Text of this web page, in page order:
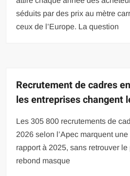
séduits par des prix au mètre
ceux de l’Europe. La question
Recrutement de cadres
les entreprises changent
Les 305 800 recrutements de
2026 selon l’Apec marquent
rapport à 2025, sans retrouver
rebond masque